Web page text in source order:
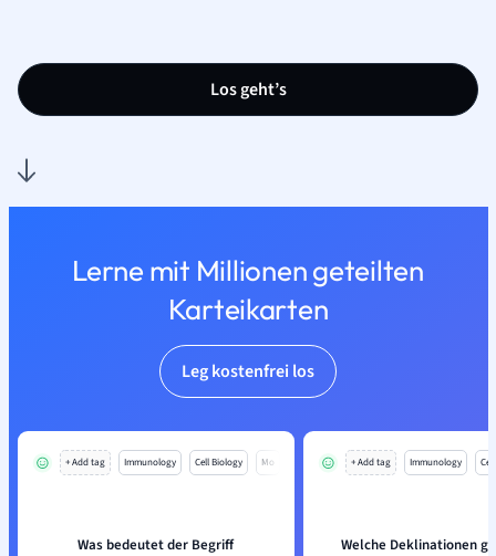
Los geht’s
Lerne mit Millionen geteilten
Karteikarten
Leg kostenfrei los
+ Add tag Immunology Cell Biology Mo
Was bedeutet der Begriff
+ Add tag Immunology
Welche Deklinationen